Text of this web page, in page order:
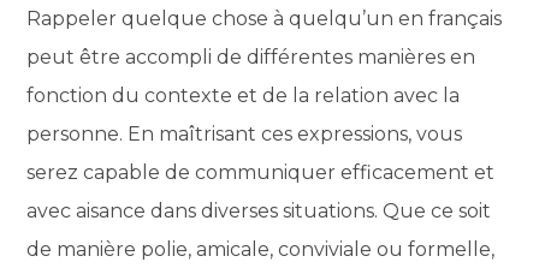
Rappeler quelque chose à quelqu’un en français
peut être accompli de différentes manières en
fonction du contexte et de la relation avec la
personne. En maîtrisant ces expressions, vous
serez capable de communiquer efficacement et
avec aisance dans diverses situations. Que ce soit
de manière polie, amicale, conviviale ou formelle,